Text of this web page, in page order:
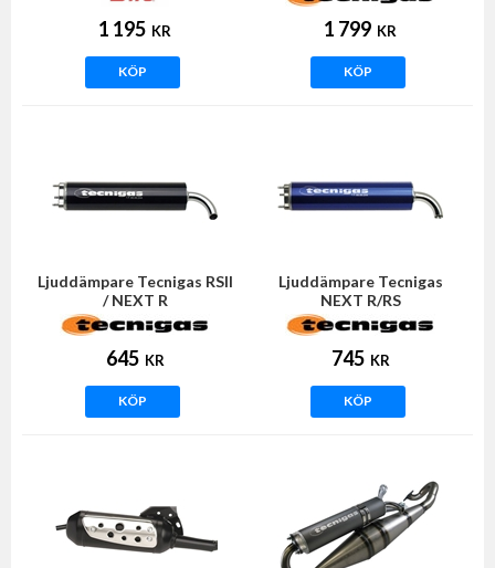
1 195 KR
KÖP
1 799 KR
KÖP
Ljuddämpare Tecnigas RSII
/ NEXT R
645 KR
KÖP
Ljuddämpare Tecnigas
NEXT R/RS
745 KR
KÖP